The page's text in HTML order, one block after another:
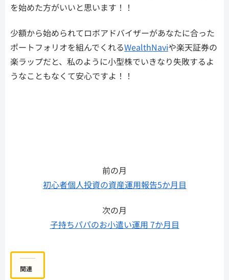
を始めた方がいいと思います！！
少額から始められてロボアドバイザーがあなたに合った
ポートフォリオを組んでくれるWealthNaviや楽天証券の
楽ラップだと、私のように小型株でいきなり失敗するよ
うなこともなくて安心ですよ！！
前の月
初心者個人投資の資産運用報告5か月目
次の月
子持ちパパのお小遣い運用 7か月目
関連